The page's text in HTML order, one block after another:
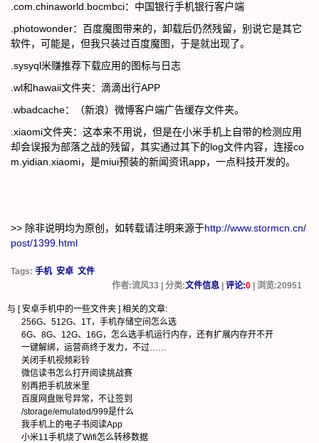
.com.chinaworld.bocmbci：中国银行手机银行客户端
.photowonder：百度魔图带来的，卸载后仍然残留，别说它是其它
软件，可能是，但我只装过百度魔图，于是就出现了。
.sysyql米赚推荐下载应用的图标与日志
.wl和hawaii文件夹：滴滴出行APP
.wbadcache：（新浪）微博客户端广告缓存文件夹。
.xiaomi文件夹：这本来不用说，但是在小米手机上自带的检测应用
却会误报为部落之战的残留，其实通过其下的log文件内容，连接co
m.yidian.xiaomi，是miui预装的新闻资讯app，一点科技开发的。
>> 除非说明均为原创，如转载请注明来源于http://www.stormcn.cn/
post/1399.html
Tags: 手机 安卓 文件
作者:流风33 | 分类:文件信息 |评论:0 | 浏览:20951
与 [安卓手机中的一些文件夹 ] 相关的文章:
256G、512G、1T，手机存储空间怎么选
6G、8G、12G、16G，怎么选手机运行内存，还有扩展内存开不开
一键解绑，运营商终于发力，不过……
关闭手机视频彩铃
微信读书怎么打开阅读挑战赛
别再把手机放米里
百度网盘账号异常，不让签到
/storage/emulated/999是什么
我手机上的电子书阅读App
小米11手机烧了Wifi怎么转移数据